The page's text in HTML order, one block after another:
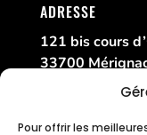
Pour offrir les
ADRESSE
121 bis cours
33700